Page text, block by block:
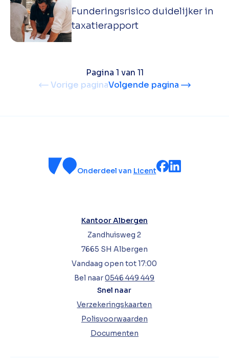
Funderingsrisico duidelijker in
taxatierapport
Pagina 1 van 11
Vorige paginaVolgende pagina
Onderdeel van Licent
Kantoor Albergen
Zandhuisweg 2
7665 SH Albergen
Vandaag open tot 17:00
Bel naar0546 449 449
Snel naar
Verzekeringskaarten
Polisvoorwaarden
Documenten